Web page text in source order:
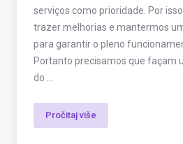
serviços como prioridade. Por
trazer melhorias e mantermos
para garantir o pleno
Portanto precisamos que façam
do ...
Pročitaj više